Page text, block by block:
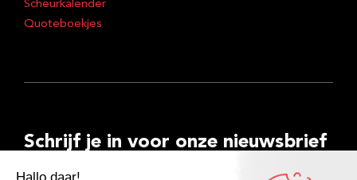
Scheurkalender
Quoteboekjes
Schrijf je in voor onze nieuwsbrief